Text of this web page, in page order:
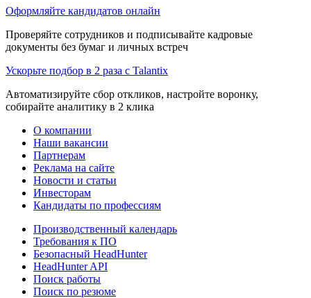
Оформляйте кандидатов онлайн
Проверяйте сотрудников и подписывайте кадровые
документы без бумаг и личных встреч
Ускорьте подбор в 2 раза с Talantix
Автоматизируйте сбор откликов, настройте воронку,
собирайте аналитику в 2 клика
О компании
Наши вакансии
Партнерам
Реклама на сайте
Новости и статьи
Инвесторам
Кандидаты по профессиям
Производственный календарь
Требования к ПО
Безопасный HeadHunter
HeadHunter API
Поиск работы
Поиск по резюме